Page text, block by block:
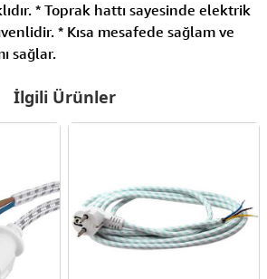
* Toprak hattı sayesinde elektrik
* Kısa mesafede sağlam ve
sağlar.
İlgili Ürünler